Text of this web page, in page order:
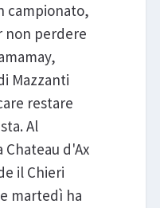
campionato,
non perdere
Mazzanti
restare
Al
Chateau d'Ax
il Chieri
martedì ha